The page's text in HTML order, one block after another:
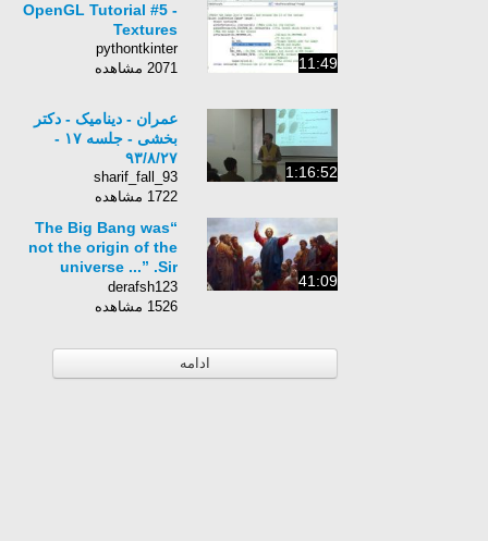
11:49
OpenGL Tutorial #5 -
Textures
pythontkinter
2071 مشاهده
1:16:52
عمران - دینامیک - دکتر
بخشی - جلسه ١٧ -
٩٣/٨/٢٧
sharif_fall_93
1722 مشاهده
41:09
“The Big Bang was
not the origin of the
universe ...” .Sir
Roger Penrose
derafsh123
1526 مشاهده
ادامه